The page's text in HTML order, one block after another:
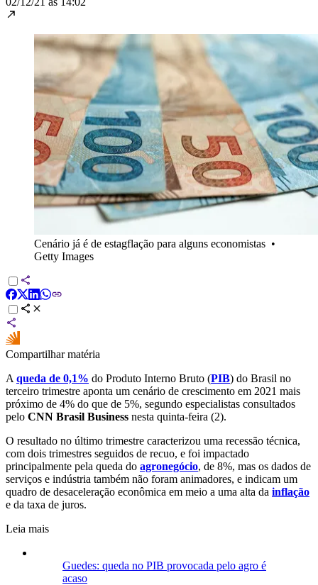
Cenário já é de estagflação para alguns economistas •
Getty Images
Compartilhar matéria
A queda de 0,1% do Produto Interno Bruto (PIB) do Brasil no
terceiro trimestre aponta um cenário de crescimento em 2021 mais
próximo de 4% do que de 5%, segundo especialistas consultados
pelo CNN Brasil Business nesta quinta-feira (2).
O resultado no último trimestre caracterizou uma recessão técnica,
com dois trimestres seguidos de recuo, e foi impactado
principalmente pela queda do agronegócio, de 8%, mas os dados de
serviços e indústria também não foram animadores, e indicam um
quadro de desaceleração econômica em meio a uma alta da inflação
e da taxa de juros.
Leia mais
Guedes: queda no PIB provocada pelo agro é
acaso